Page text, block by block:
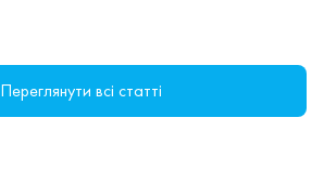
Переглянути всі статті